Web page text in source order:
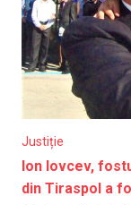
Justiție
Ion Iovcev,
din Tiraspol a